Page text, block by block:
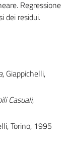
Regressione
dei residui.
, Giappichelli,
Casuali,
Torino, 1995